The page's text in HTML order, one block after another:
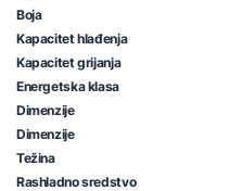
Boja
Kapacitet hlađenja
Kapacitet grijanja
Energetska klasa
Dimenzije
Dimenzije
Težina
Rashladno sredstvo